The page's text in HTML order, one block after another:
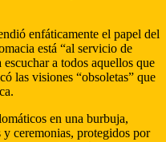
enfáticamente el papel del
está “al servicio de
a todos aquellos que
las visiones “obsoletas” que
en una burbuja,
ceremonias, protegidos por